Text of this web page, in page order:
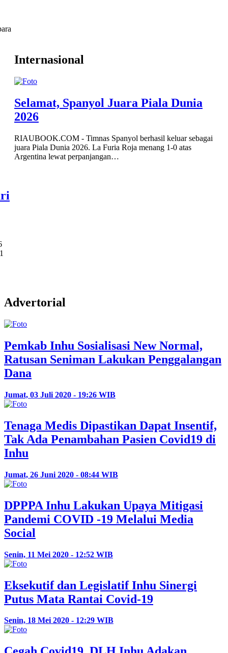
Internasional
Selamat, Spanyol Juara Piala Dunia
2026
RIAUBOOK.COM - Timnas Spanyol berhasil keluar sebagai
juara Piala Dunia 2026. La Furia Roja menang 1-0 atas
Argentina lewat perpanjangan…
Advertorial
Pemkab Inhu Sosialisasi New Normal,
Ratusan Seniman Lakukan Penggalangan
Dana
Jumat, 03 Juli 2020 - 19:26 WIB
Tenaga Medis Dipastikan Dapat Insentif,
Tak Ada Penambahan Pasien Covid19 di
Inhu
Jumat, 26 Juni 2020 - 08:44 WIB
DPPPA Inhu Lakukan Upaya Mitigasi
Pandemi COVID -19 Melalui Media
Social
Senin, 11 Mei 2020 - 12:52 WIB
Eksekutif dan Legislatif Inhu Sinergi
Putus Mata Rantai Covid-19
Senin, 18 Mei 2020 - 12:29 WIB